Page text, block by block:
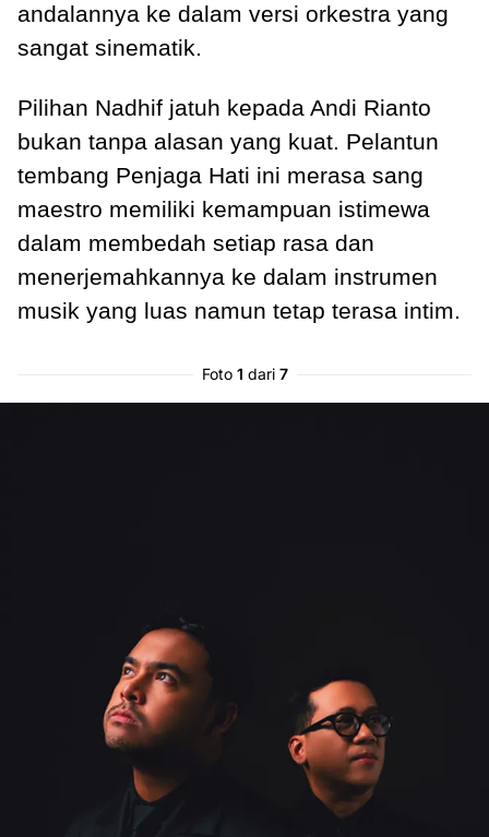
andalannya ke dalam versi orkestra yang
sangat sinematik.
Pilihan Nadhif jatuh kepada Andi Rianto
bukan tanpa alasan yang kuat. Pelantun
tembang Penjaga Hati ini merasa sang
maestro memiliki kemampuan istimewa
dalam membedah setiap rasa dan
menerjemahkannya ke dalam instrumen
musik yang luas namun tetap terasa intim.
Foto 1 dari 7